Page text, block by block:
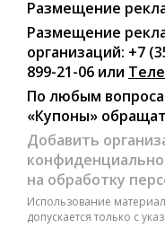
Размещение
Размещение
организаций: +7
899-21-06 или
По любым
«Купоны»
Добавить
на обработку
Использование
допускается только с